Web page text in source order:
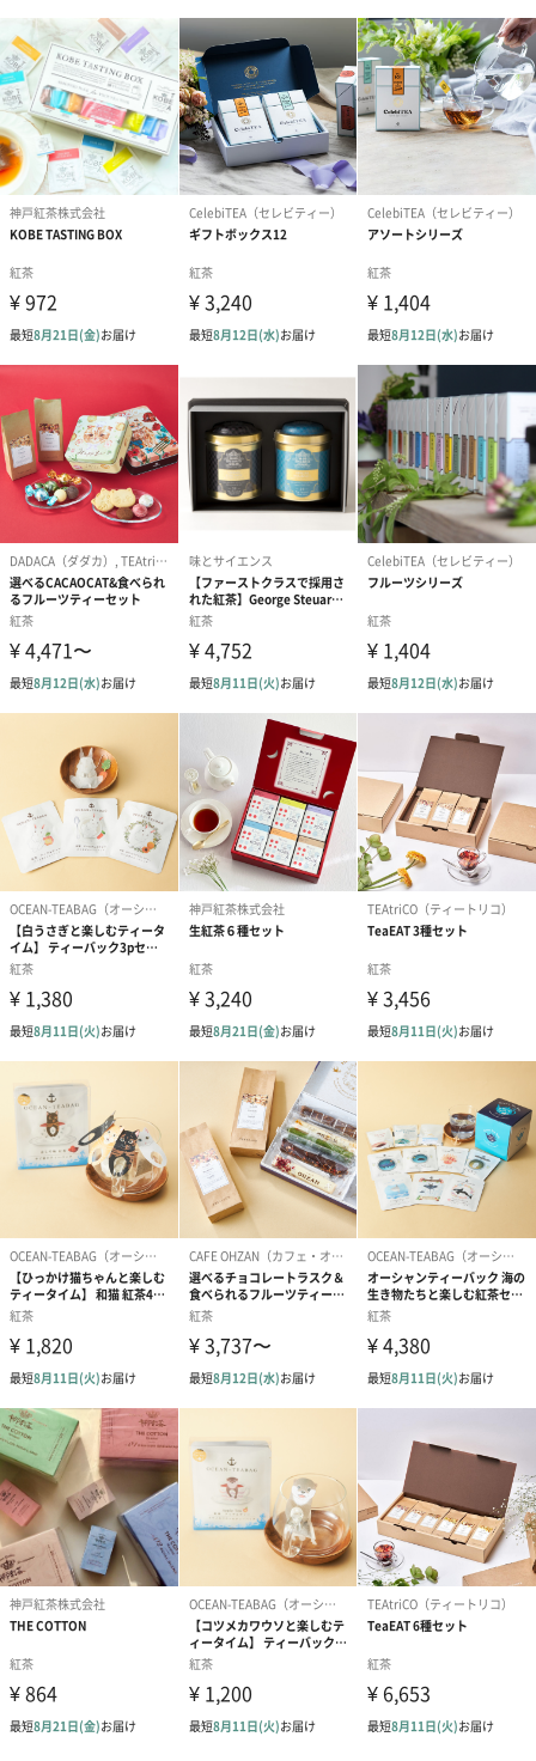
ゼントにおすすめ。お祝いやプチギフトにぜひ、ご利用くださ
い。
「JOE'S TEA（ジョーズティー）」
JOE’S TEAは2012年にロンドンで誕生したオーガニックティーブ
名前を冠にし、その結果今日までに‘食のオスカー’と呼ばれるイギ
リスの賞《Great Taste Award》を累計30も受賞しています。
スリランカのエシカルなオーガニックティー農園で作った‘最高’ク
オリティのお茶を、‘リーズナブル’に提供する、‘誰でも気軽に最
高品質のお茶を楽しめる’をブランドコンセプトに掲げたJOE’S
TEAは、ロンドンのヒップなブティックホテルやインデペンデン
トなレストランでもサーブされる、誰からも愛されるブランドと
なりました。
本体サイズ
幅80mm×奥行45mm×高さ160mm
本体重量
＜Ever-So-English Breakfast＞
＜Ever-So-English Everyday＞
45g
＜Ever-So-English Decaf＞
37.5g
＜The Earl of Grey＞
37.5g
直方体紙箱
パッケージサ
イズ
幅80mm×奥行45mm×高さ160mm
全体重量
製造国
スリランカ
保存方法
直射日光、高温多湿を避け保存
＜Breakfast、Everyday、Decaf＞
＜The Earl of Grey ＞
紅茶/香料
賞味期限
365日以上
お届け状態
商品を配送用ダンボールに入れる際に緩衝材で保護し
てお届けいたします